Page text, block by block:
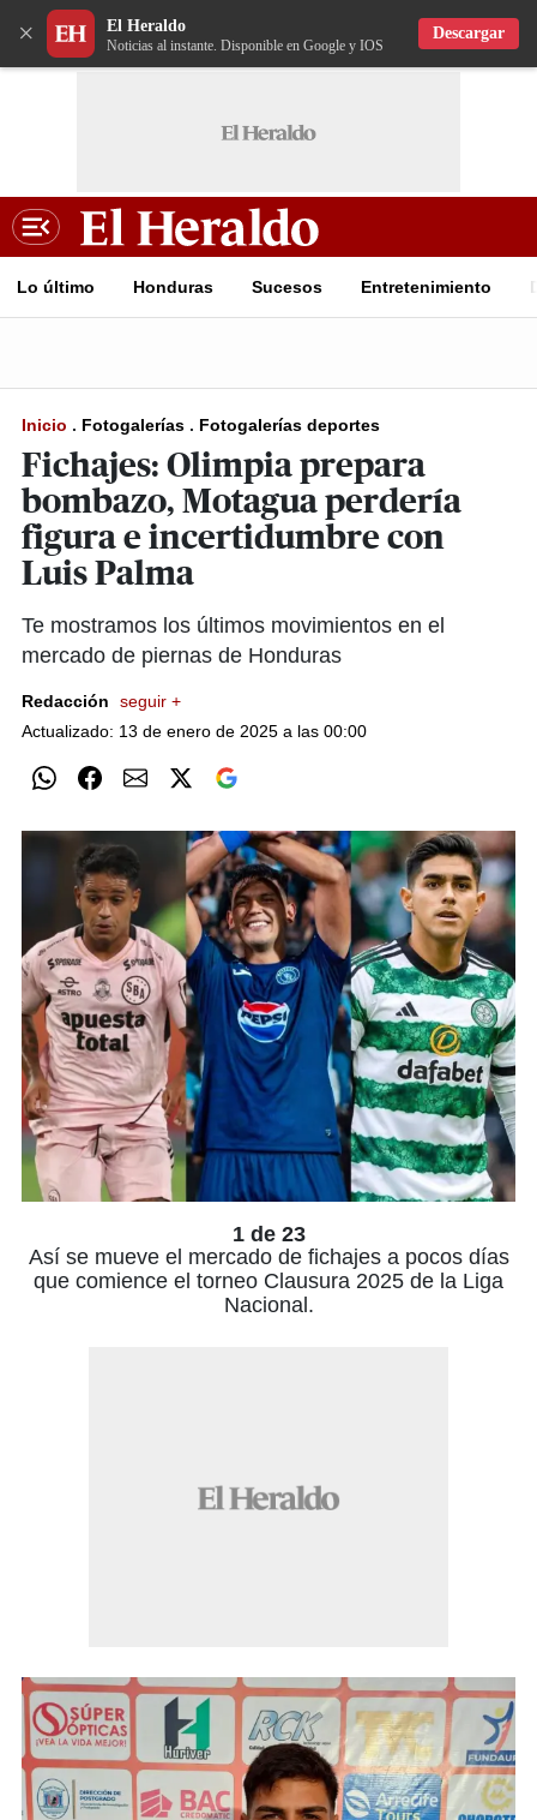
× El Heraldo
Noticias al instante. Disponible en Google y IOS
Descargar
Lo último Honduras Sucesos Entretenimiento
Inicio . Fotogalerías . Fotogalerías deportes
Fichajes: Olimpia prepara
bombazo, Motagua perdería
figura e incertidumbre con
Luis Palma
Te mostramos los últimos movimientos en el
mercado de piernas de Honduras
Redacción
seguir +
Actualizado: 13 de enero de 2025 a las 00:00
1 de 23
Así se mueve el mercado de fichajes a pocos días
que comience el torneo Clausura 2025 de la Liga
Nacional.